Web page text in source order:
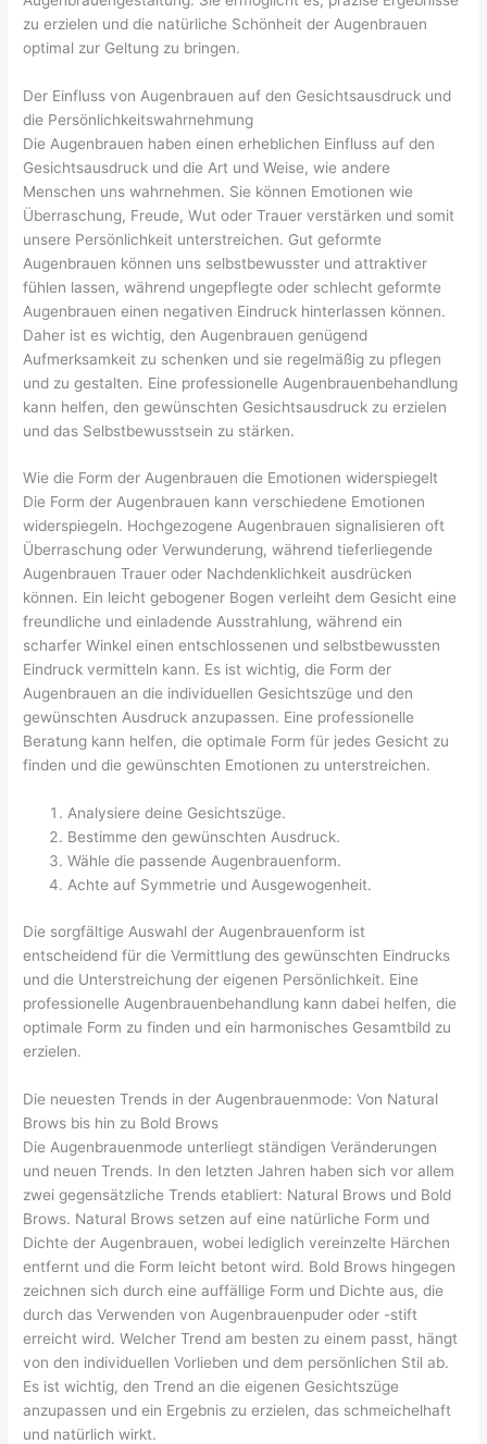
zu erzielen und die natürliche Schönheit der Augenbrauen
optimal zur Geltung zu bringen.
Der Einfluss von Augenbrauen auf den Gesichtsausdruck und
die Persönlichkeitswahrnehmung
Die Augenbrauen haben einen erheblichen Einfluss auf den
Gesichtsausdruck und die Art und Weise, wie andere
Menschen uns wahrnehmen. Sie können Emotionen wie
Überraschung, Freude, Wut oder Trauer verstärken und somit
unsere Persönlichkeit unterstreichen. Gut geformte
Augenbrauen können uns selbstbewusster und attraktiver
fühlen lassen, während ungepflegte oder schlecht geformte
Augenbrauen einen negativen Eindruck hinterlassen können.
Daher ist es wichtig, den Augenbrauen genügend
Aufmerksamkeit zu schenken und sie regelmäßig zu pflegen
und zu gestalten. Eine professionelle Augenbrauenbehandlung
kann helfen, den gewünschten Gesichtsausdruck zu erzielen
und das Selbstbewusstsein zu stärken.
Wie die Form der Augenbrauen die Emotionen widerspiegelt
Die Form der Augenbrauen kann verschiedene Emotionen
widerspiegeln. Hochgezogene Augenbrauen signalisieren oft
Überraschung oder Verwunderung, während tieferliegende
Augenbrauen Trauer oder Nachdenklichkeit ausdrücken
können. Ein leicht gebogener Bogen verleiht dem Gesicht eine
freundliche und einladende Ausstrahlung, während ein
scharfer Winkel einen entschlossenen und selbstbewussten
Eindruck vermitteln kann. Es ist wichtig, die Form der
Augenbrauen an die individuellen Gesichtszüge und den
gewünschten Ausdruck anzupassen. Eine professionelle
Beratung kann helfen, die optimale Form für jedes Gesicht zu
finden und die gewünschten Emotionen zu unterstreichen.
Analysiere deine Gesichtszüge.
Bestimme den gewünschten Ausdruck.
Wähle die passende Augenbrauenform.
Achte auf Symmetrie und Ausgewogenheit.
Die sorgfältige Auswahl der Augenbrauenform ist
entscheidend für die Vermittlung des gewünschten Eindrucks
und die Unterstreichung der eigenen Persönlichkeit. Eine
professionelle Augenbrauenbehandlung kann dabei helfen, die
optimale Form zu finden und ein harmonisches Gesamtbild zu
erzielen.
Die neuesten Trends in der Augenbrauenmode: Von Natural
Brows bis hin zu Bold Brows
Die Augenbrauenmode unterliegt ständigen Veränderungen
und neuen Trends. In den letzten Jahren haben sich vor allem
zwei gegensätzliche Trends etabliert: Natural Brows und Bold
Brows. Natural Brows setzen auf eine natürliche Form und
Dichte der Augenbrauen, wobei lediglich vereinzelte Härchen
entfernt und die Form leicht betont wird. Bold Brows hingegen
zeichnen sich durch eine auffällige Form und Dichte aus, die
durch das Verwenden von Augenbrauenpuder oder -stift
erreicht wird. Welcher Trend am besten zu einem passt, hängt
von den individuellen Vorlieben und dem persönlichen Stil ab.
Es ist wichtig, den Trend an die eigenen Gesichtszüge
anzupassen und ein Ergebnis zu erzielen, das schmeichelhaft
und natürlich wirkt.